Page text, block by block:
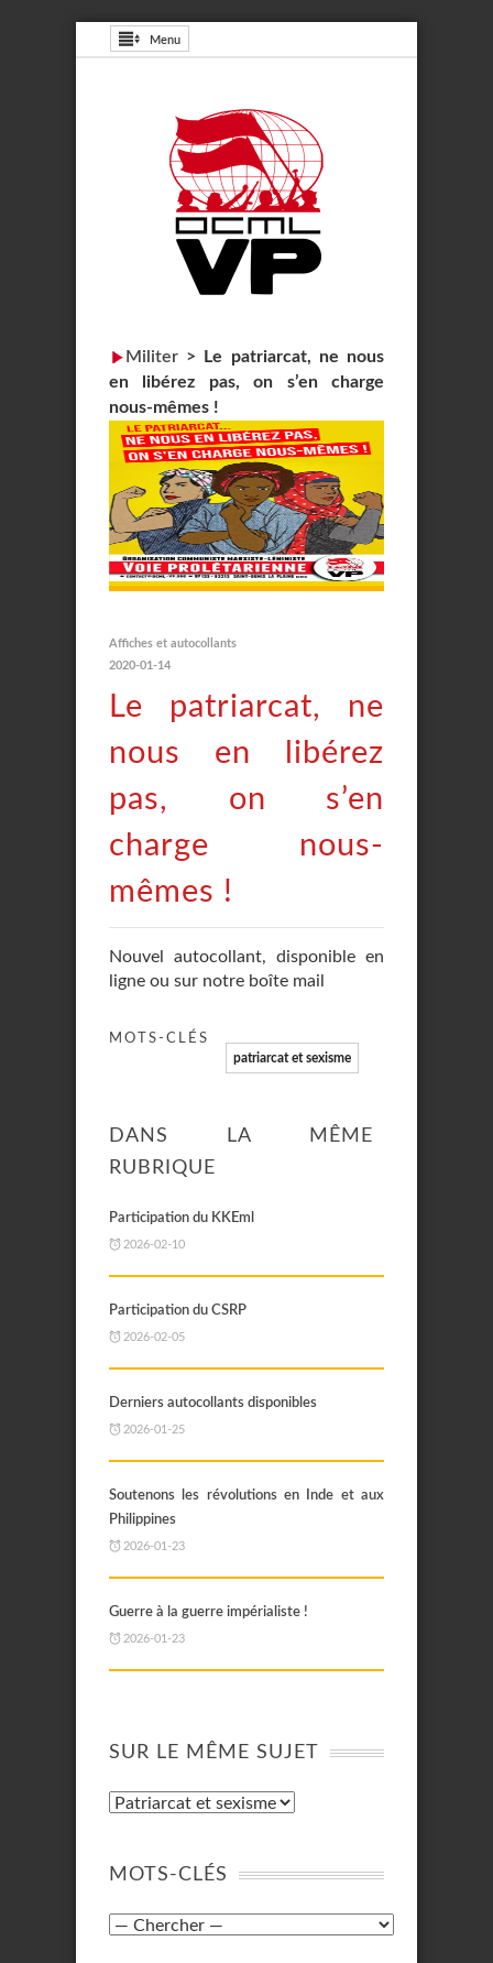
Menu
Militer >
Le patriarcat, ne nous
en libérez pas, on s’en charge
nous-mêmes !
Affiches et autocollants
2020-01-14
Le patriarcat, ne
nous en libérez
pas, on s’en
charge nous-
mêmes !
Nouvel autocollant, disponible en
ligne ou sur notre boîte mail
MOTS-CLÉS
patriarcat et sexisme
DANS LA MÊME
RUBRIQUE
Participation du KKEml
2026-02-10
Participation du CSRP
2026-02-05
Derniers autocollants disponibles
2026-01-25
Soutenons les révolutions en Inde et aux
Philippines
2026-01-23
Guerre à la guerre impérialiste !
2026-01-23
SUR LE MÊME SUJET
MOTS-CLÉS